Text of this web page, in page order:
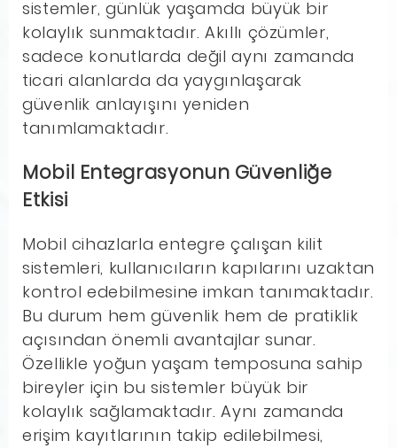
sistemler, günlük yaşamda büyük bir
kolaylık sunmaktadır. Akıllı çözümler,
sadece konutlarda değil aynı zamanda
ticari alanlarda da yaygınlaşarak
güvenlik anlayışını yeniden
tanımlamaktadır.
Mobil Entegrasyonun Güvenliğe
Etkisi
Mobil cihazlarla entegre çalışan kilit
sistemleri, kullanıcıların kapılarını uzaktan
kontrol edebilmesine imkan tanımaktadır.
Bu durum hem güvenlik hem de pratiklik
açısından önemli avantajlar sunar.
Özellikle yoğun yaşam temposuna sahip
bireyler için bu sistemler büyük bir
kolaylık sağlamaktadır. Aynı zamanda
erişim kayıtlarının takip edilebilmesi,